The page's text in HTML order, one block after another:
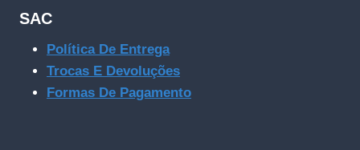
SAC
Política De Entrega
Trocas E Devoluções
Formas De Pagamento